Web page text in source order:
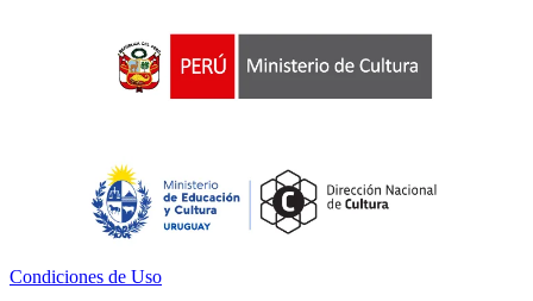
Condiciones de Uso